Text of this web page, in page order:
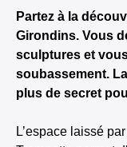
Partez à la
Girondins. Vous
sculptures et
soubassement.
plus de secret
L’espace laissé